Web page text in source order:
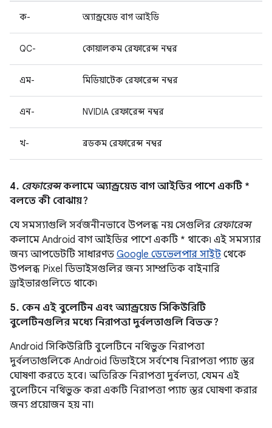
ক- অ্যান্ড্রয়েড বাগ আইডি
QC- কোয়ালকম রেফারেন্স নম্বর
এম- মিডিয়াটেক রেফারেন্স নম্বর
এন- NVIDIA রেফারেন্স নম্বর
খ- ব্রডকম রেফারেন্স নম্বর
4. রেফারেন্সকলামে অ্যান্ড্রয়েড বাগ আইডির পাশে একটি *
বলতে কী বোঝায়?
যে সমস্যাগুলি সর্বজনীনভাবে উপলব্ধ নয় সেগুলির রেফারেন্স
কলামে Android বাগ আইডির পাশে একটি * থাকে৷ এই সমস্যার
জন্য আপডেটটি সাধারণত Google ডেভেলপার সাইট থেকে
উপলব্ধ Pixel ডিভাইসগুলির জন্য সাম্প্রতিক বাইনারি
ড্রাইভারগুলিতে থাকে৷
5. কেন এই বুলেটিন এবং অ্যান্ড্রয়েড সিকিউরিটি
বুলেটিনগুলির মধ্যে নিরাপত্তা দুর্বলতাগুলি বিভক্ত?
Android সিকিউরিটি বুলেটিনে নথিভুক্ত নিরাপত্তা
দুর্বলতাগুলিকে Android ডিভাইসে সর্বশেষ নিরাপত্তা প্যাচ স্তর
ঘোষণা করতে হবে। অতিরিক্ত নিরাপত্তা দুর্বলতা, যেমন এই
বুলেটিনে নথিভুক্ত করা একটি নিরাপত্তা প্যাচ স্তর ঘোষণা করার
জন্য প্রয়োজন হয় না।